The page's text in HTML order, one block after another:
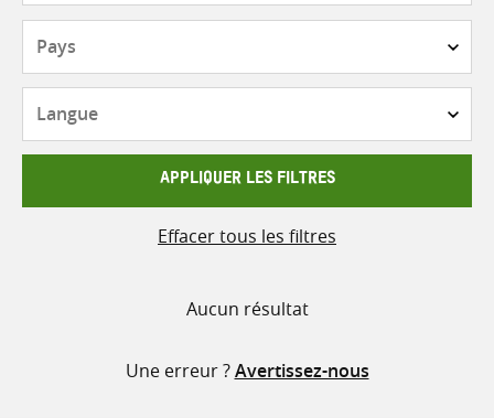
APPLIQUER LES FILTRES
Effacer tous les filtres
Aucun résultat
Une erreur ?Avertissez-nous